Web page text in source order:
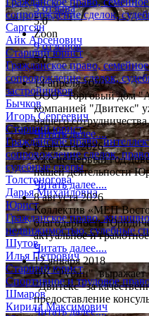
сопровождение сделок,
Саргсян
Айк Арсенович
Старший юрист
Гражданское право,
сопровождение сделок,
застройщиков
Бычков
Игорь Сергеевич
Старший юрист
Гражданское право,
сопровождение сделок,
судебные споры
Толстоногова
Дарья Михайловна
Юрист
Гражданское право,
недвижимостью, судебные
Шутов
Илья Петрович
Старший юрист
Спортивное и трудовое
Шмаров
Кирилл Максимович
3 отзыва
5.0
Zoon
9 отзывов
5.0
14 апреля 2020
ООО "Торговый дом
компанией "Двитекс"
нашего
Читать далее....
8 августа 2026
Уже не первый год
нашей деятельности
Читать далее....
8 августа 2026
Коллектив «МЕП
благодарность
актуальное и
Читать далее....
12 января 2018
ФК "Рубин" выражает
"Двитекс" за
предоставление
Читать далее....